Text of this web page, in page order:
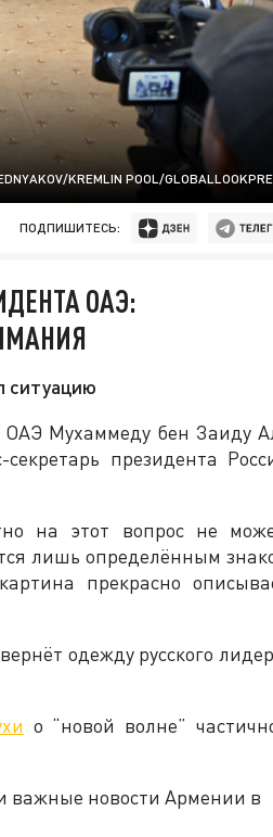
KREMLIN POOL/
ПОДПИШИТЕСЬ:
ОАЭ:
ситуацию
ОАЭ Мухаммеду бен Заиду
президента
на этот вопрос не
лишь определённым
прекрасно
одежду русского
о “новой волне”
важные новости Армении в